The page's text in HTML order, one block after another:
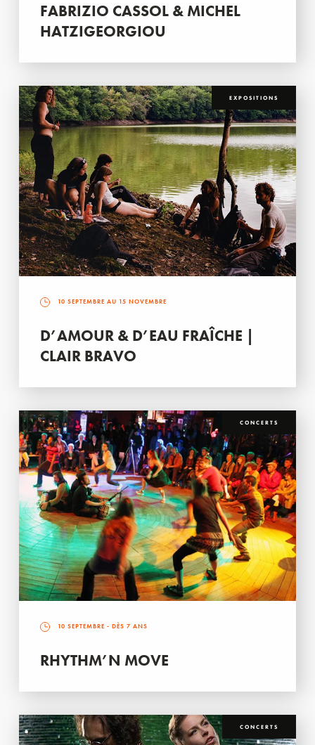
FABRIZIO CASSOL & MICHEL
HATZIGEORGIOU
EXPOSITIONS
10 SEPTEMBRE AU 15 NOVEMBRE
D’AMOUR & D’EAU FRAÎCHE |
CLAIR BRAVO
CONCERTS
10 SEPTEMBRE - DÈS 7 ANS
RHYTHM’N MOVE
CONCERTS